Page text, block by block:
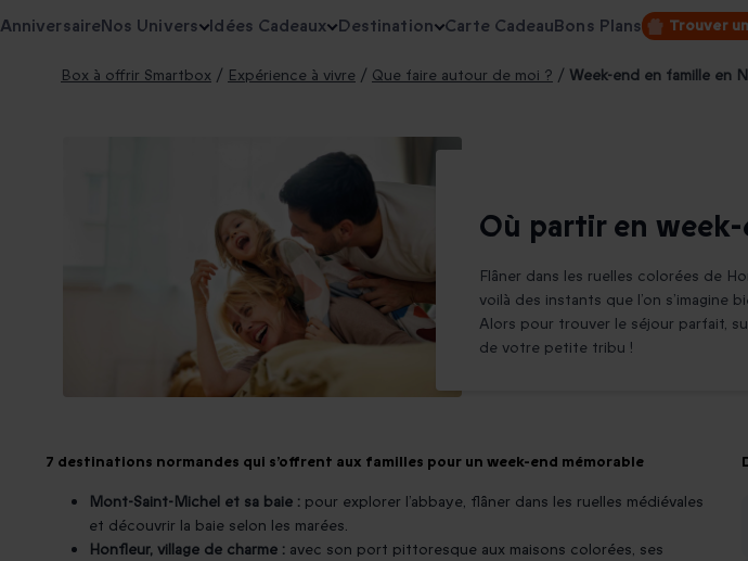
AnniversaireNos Univers Idées Cadeaux Destination Carte CadeauBons Plans Trouver
Box à offrir Smartbox / Expérience à vivre / Que faire autour de moi ? / Week-end en famille en
Où partir en
Flâner dans les ruelles colorées de
voilà des instants que l’on s’imagine
Alors pour trouver le séjour parfait,
de votre petite tribu !
7 destinations normandes qui s’offrent aux familles pour un week-end mémorable
Mont-Saint-Michel et sa baie : pour explorer l’abbaye, flâner dans les ruelles médiévales
et découvrir la baie selon les marées.
Honfleur, village de charme : avec son port pittoresque aux maisons colorées, ses